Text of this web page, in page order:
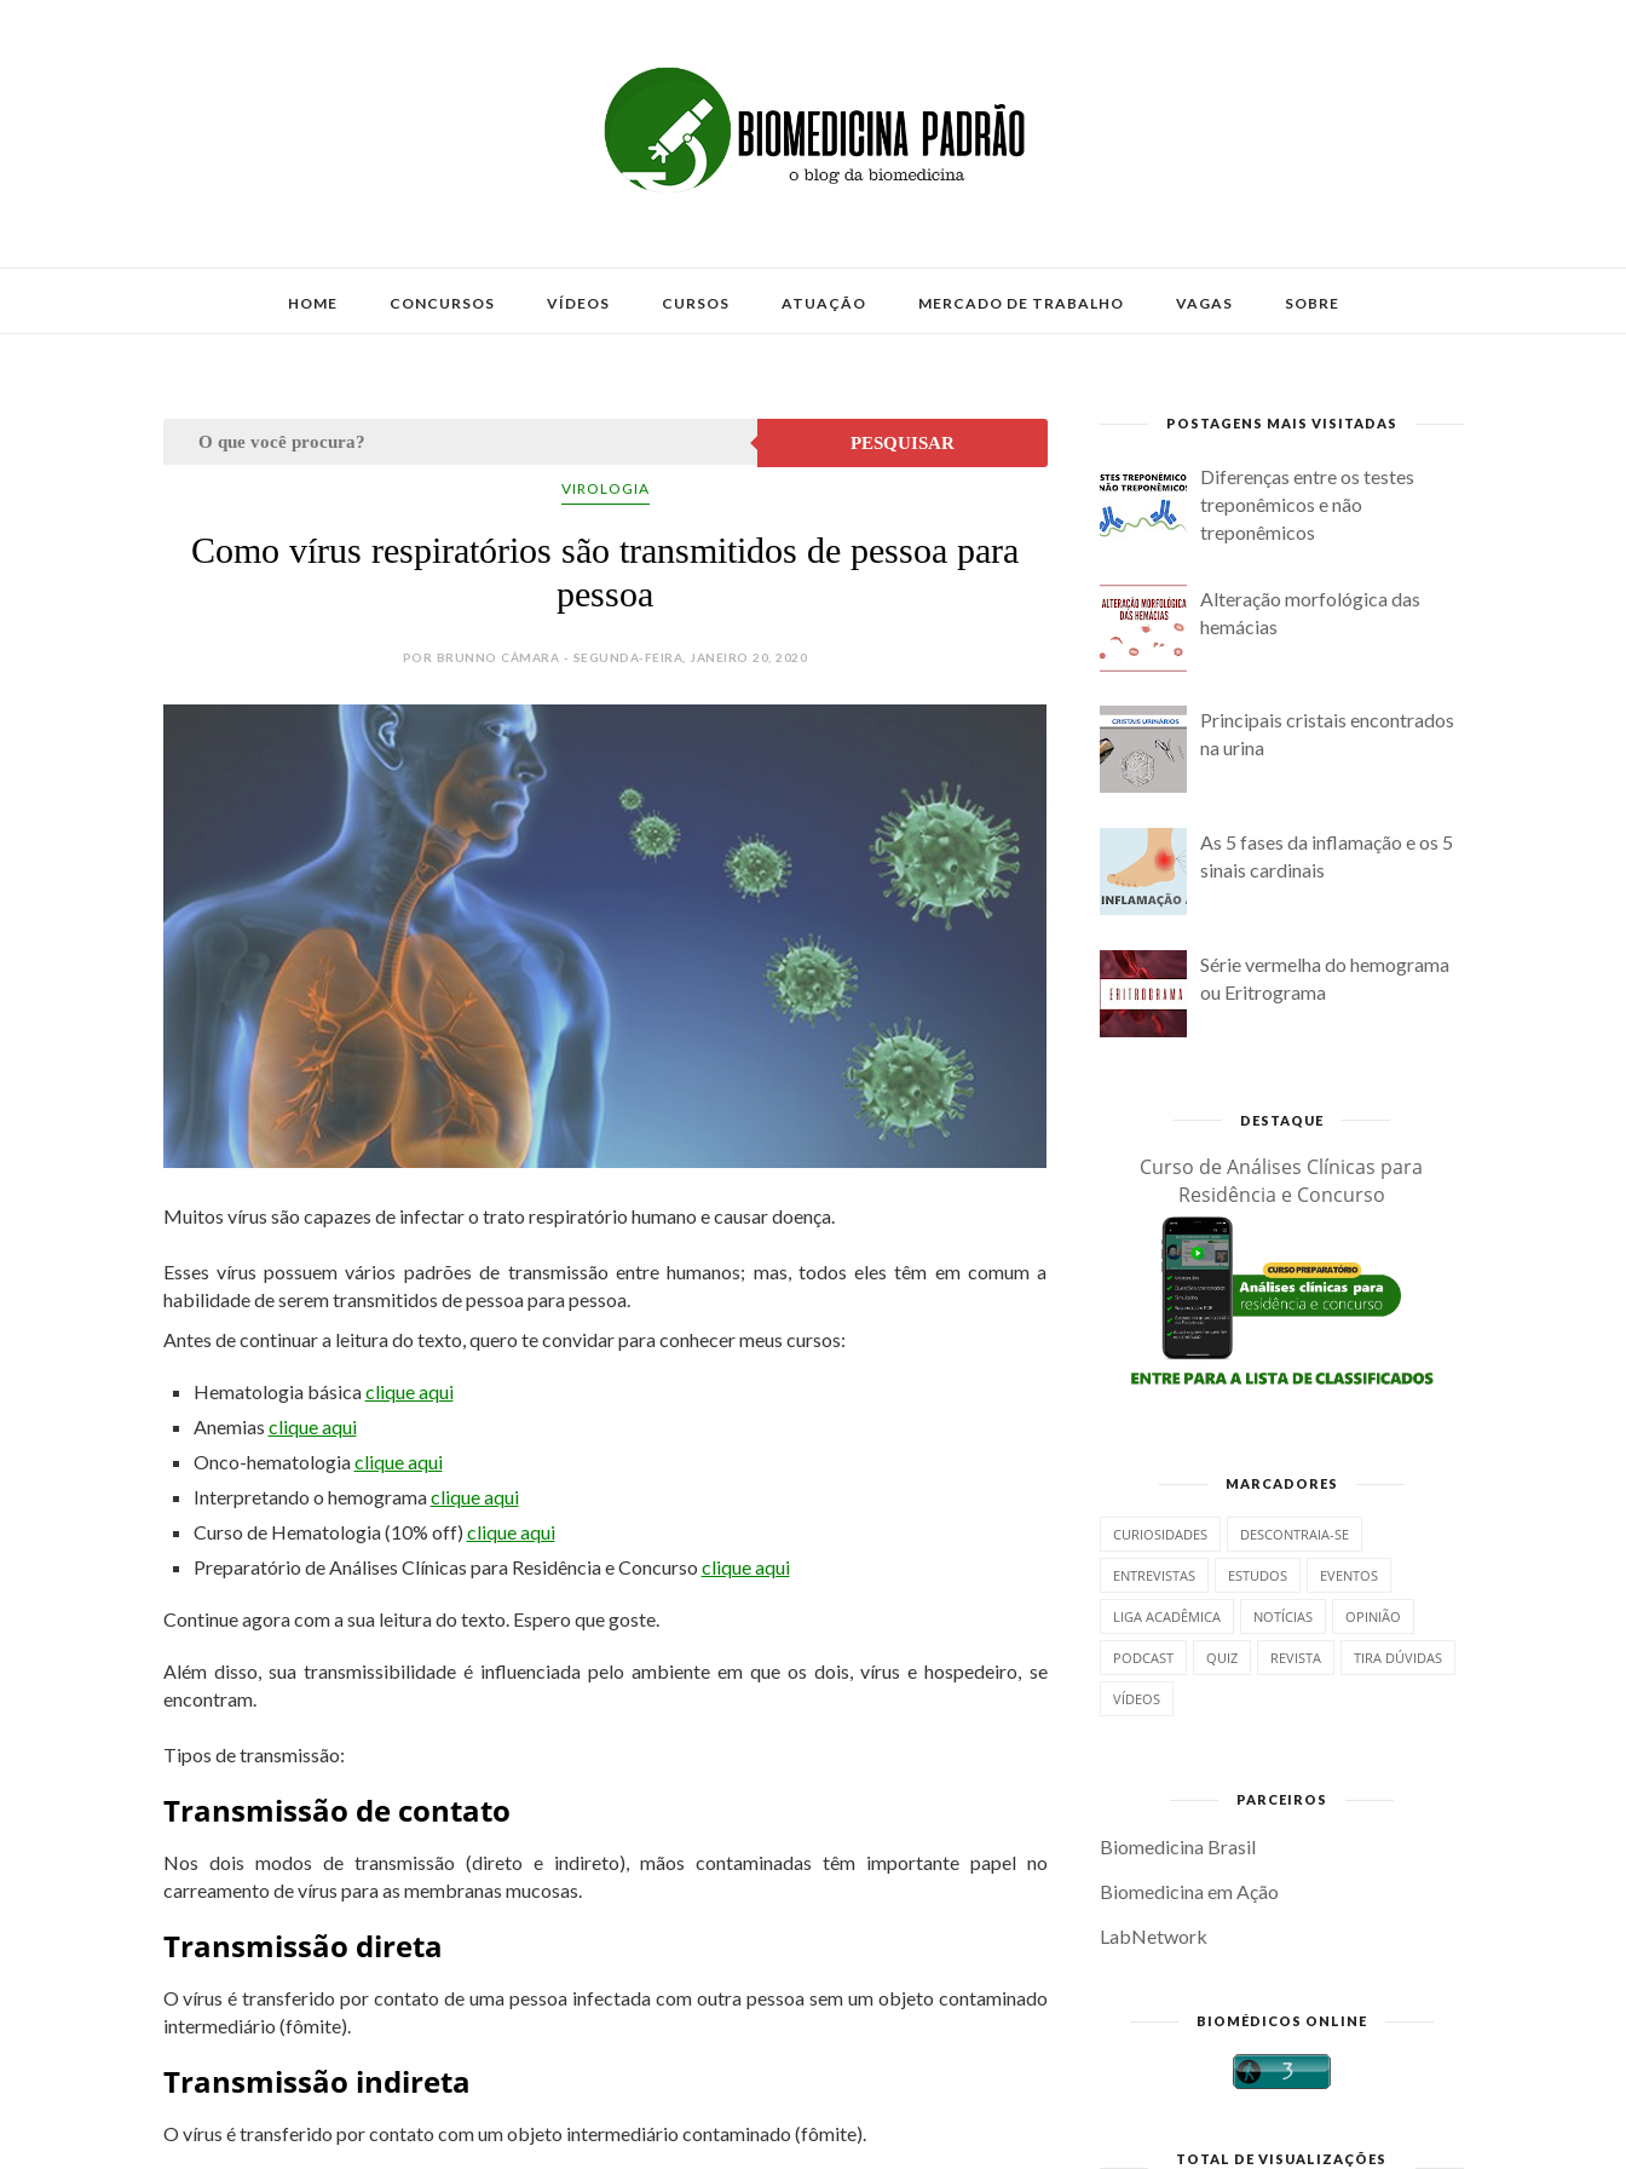
HOME CONCURSOS VÍDEOS CURSOS ATUAÇÃO MERCADO DE TRABALHO VAGAS SOBRE
PESQUISAR
VIROLOGIA
Como vírus respiratórios são transmitidos de pessoa para
pessoa
POR BRUNNO CÂMARA - SEGUNDA-FEIRA, JANEIRO 20, 2020
Muitos vírus são capazes de infectar o trato respiratório humano e causar doença.
Esses vírus possuem vários padrões de transmissão entre humanos; mas, todos eles têm em comum a
habilidade de serem transmitidos de pessoa para pessoa.
Antes de continuar a leitura do texto, quero te convidar para conhecer meus cursos:
Hematologia básicaclique aqui
Anemias clique aqui
Onco-hematologiaclique aqui
Interpretando o hemogramaclique aqui
Curso de Hematologia (10% off) clique aqui
Preparatório de Análises Clínicas para Residência e Concurso clique aqui
Continue agora com a sua leitura do texto. Espero que goste.
Além disso, sua transmissibilidade é influenciada pelo ambiente em que os dois, vírus e hospedeiro, se
encontram.
Tipos de transmissão:
Transmissão de contato
Nos dois modos de transmissão (direto e indireto), mãos contaminadas têm importante papel no
carreamento de vírus para as membranas mucosas.
Transmissão direta
O vírus é transferido por contato de uma pessoa infectada com outra pessoa sem um objeto contaminado
intermediário (fômite).
Transmissão indireta
O vírus é transferido por contato com um objeto intermediário contaminado (fômite).
POSTAGENS MAIS VISITADAS
Diferenças entre os testes
treponêmicos e não
treponêmicos
Alteração morfológica das
hemácias
Principais cristais encontrados
na urina
As 5 fases da inflamação e os 5
sinais cardinais
Série vermelha do hemograma
ou Eritrograma
DESTAQUE
Curso de Análises Clínicas para
Residência e Concurso
MARCADORES
CURIOSIDADES DESCONTRAIA-SE
ENTREVISTAS ESTUDOS EVENTOS
LIGA ACADÊMICA NOTÍCIAS OPINIÃO
PODCAST QUIZ REVISTA TIRA DÚVIDAS
VÍDEOS
PARCEIROS
Biomedicina Brasil
Biomedicina em Ação
LabNetwork
BIOMÉDICOS ONLINE
TOTAL DE VISUALIZAÇÕES